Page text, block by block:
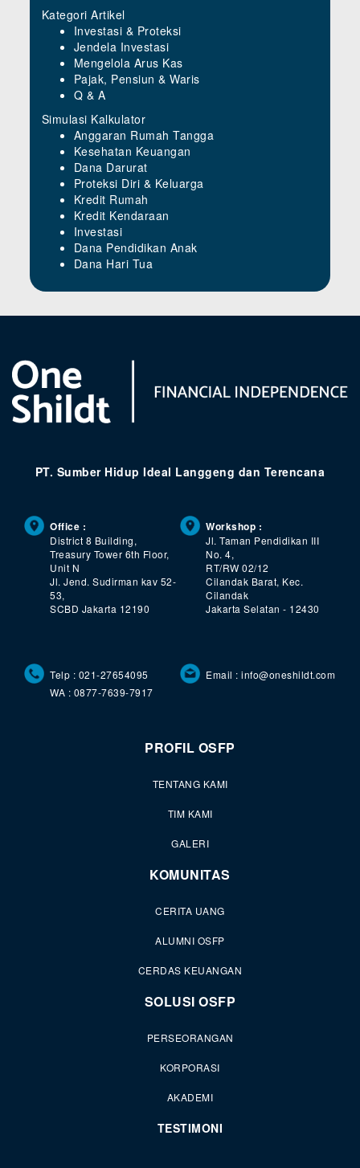
Kategori Artikel
Investasi & Proteksi
Jendela Investasi
Mengelola Arus Kas
Pajak, Pensiun & Waris
Q & A
Simulasi Kalkulator
Anggaran Rumah Tangga
Kesehatan Keuangan
Dana Darurat
Proteksi Diri & Keluarga
Kredit Rumah
Kredit Kendaraan
Investasi
Dana Pendidikan Anak
Dana Hari Tua
PT. Sumber Hidup Ideal Langgeng dan Terencana
Office :
District 8 Building,
Treasury Tower 6th Floor,
Unit N
Jl. Jend. Sudirman kav 52-
53,
SCBD Jakarta 12190
Workshop :
Jl. Taman Pendidikan III
No. 4,
RT/RW 02/12
Cilandak Barat, Kec.
Cilandak
Jakarta Selatan - 12430
Telp : 021-27654095
WA : 0877-7639-7917
Email : info@oneshildt.com
PROFIL OSFP
TENTANG KAMI
TIM KAMI
GALERI
KOMUNITAS
CERITA UANG
ALUMNI OSFP
CERDAS KEUANGAN
SOLUSI OSFP
PERSEORANGAN
KORPORASI
AKADEMI
TESTIMONI